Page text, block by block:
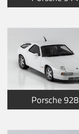
Porsche 928